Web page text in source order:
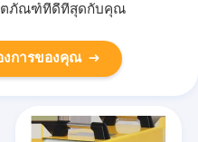
ตภัณฑ์ที่ดีที่สุดกับคุณ
งการของคุณ